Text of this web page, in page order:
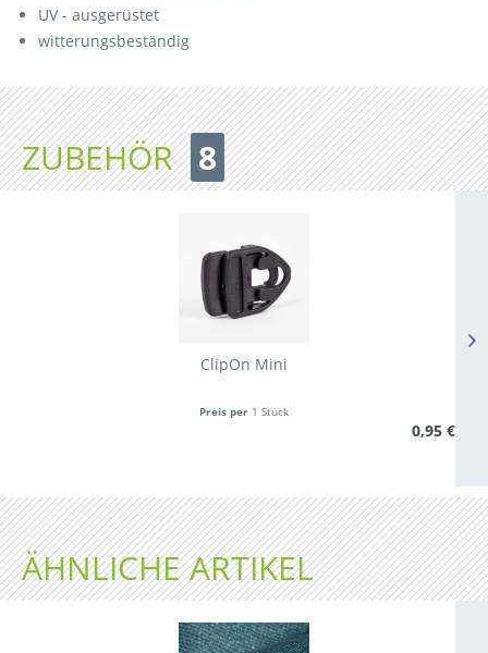
UV - ausgerüstet
witterungsbeständig
ZUBEHÖR 8
ClipOn Mini
Preis per 1 Stück
0,95 €
ÄHNLICHE ARTIKEL